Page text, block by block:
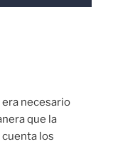
necesario
que la
los